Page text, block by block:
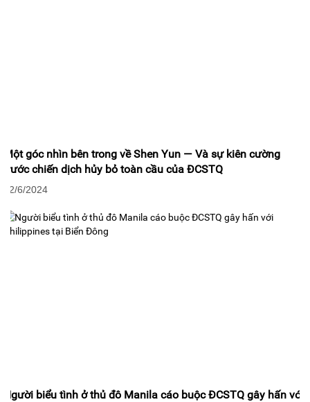
Một góc nhìn bên trong về Shen Yun — Và sự kiên cường
trước chiến dịch hủy bỏ toàn cầu của ĐCSTQ
12/6/2024
Người biểu tình ở thủ đô Manila cáo buộc ĐCSTQ gây hấn với